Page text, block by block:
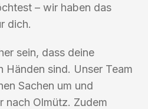
– wir haben das
dich.
sein, dass deine
Händen sind. Unser Team
Sachen um und
nach Olmütz. Zudem